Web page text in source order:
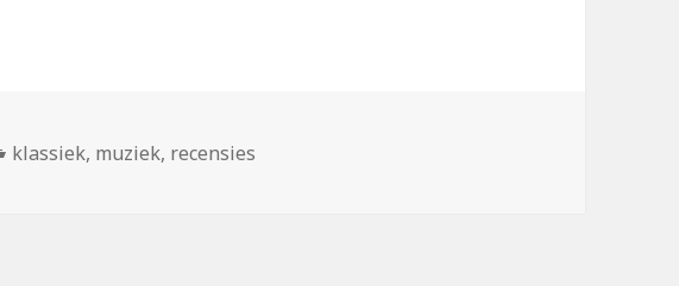
Categorieën
klassiek, muziek, recensies